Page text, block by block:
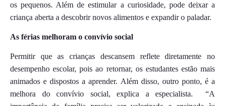
os pequenos. Além de estimular a curiosidade, pode deixar a
criança aberta a descobrir novos alimentos e expandir o paladar.
As férias melhoram o convívio social
Permitir que as crianças descansem reflete diretamente no
desempenho escolar, pois ao retornar, os estudantes estão mais
animados e dispostos a aprender. Além disso, outro ponto, é a
melhora do convívio social, explica a especialista.
“A